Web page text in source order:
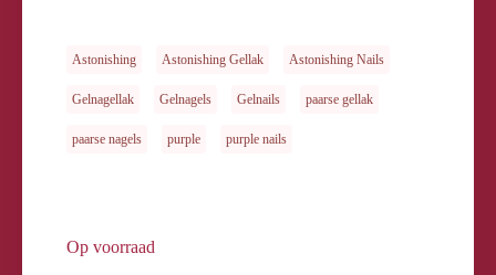
Astonishing Astonishing Gellak Astonishing Nails
Gelnagellak Gelnagels Gelnails paarse gellak
paarse nagels purple purple nails
Op voorraad